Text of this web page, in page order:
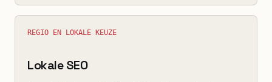
REGIO EN LOKALE KEUZE
Lokale SEO